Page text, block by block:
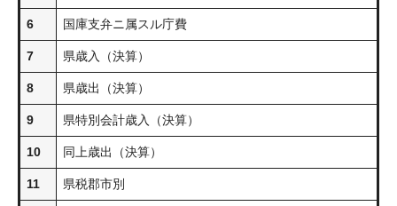
6 国庫支弁ニ属スル庁費
7 県歳入（決算）
8 県歳出（決算）
9 県特別会計歳入（決算）
10 同上歳出（決算）
11 県税郡市別